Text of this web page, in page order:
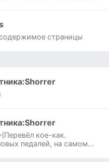
страницы
кое-как.
педалей, на самом